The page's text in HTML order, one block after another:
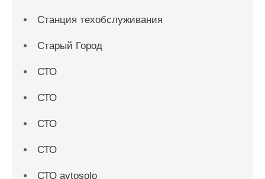
Станция техобслуживания
Старый Город
СТО
СТО
СТО
СТО
СТО avtosolo